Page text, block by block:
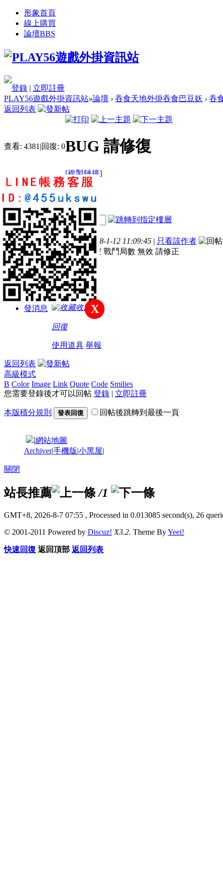
形象首頁
線上購買
論壇BBS
登錄 | 立即註冊
PLAY56遊戲外掛資訊站»論壇 › 吞食天地外掛吞食巴豆妖 › 吞
返回列表
查看: 4381 |回復: 0BUG 請修復
[複製鏈接]
奉先
5
主題
8
帖子
43
積分
新手上路
積分
43
發消息
電梯直達
樓主
發表於 2018-1-12 11:09:45 | 只看該作者
腳本指令 清空 戰鬥局數 無效 請修正
收藏
回復
使用道具 舉報
返回列表
高級模式
B Color Image Link Quote Code Smilies
您需要登錄後才可以回帖 登錄 | 立即註冊
本版積分規則 發表回復 回帖後跳轉到最後一頁
X
|網站地圖
Archiver|手機版|小黑屋|
關閉
站長推薦 /1
GMT+8, 2026-8-7 07:55 , Processed in 0.013085 second(s), 26
© 2001-2011 Powered by Discuz! X3.2. Theme ByYeei!
快速回復 返回頂部 返回列表